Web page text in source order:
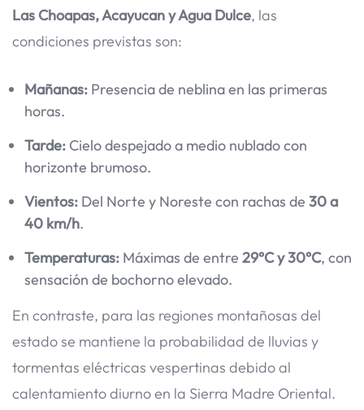
Las Choapas, Acayucan y Agua Dulce, las
condiciones previstas son:
Mañanas: Presencia de neblina en las primeras
horas.
Tarde: Cielo despejado a medio nublado con
horizonte brumoso.
Vientos: Del Norte y Noreste con rachas de 30 a
40 km/h.
Temperaturas: Máximas de entre 29°C y 30°C, con
sensación de bochorno elevado.
En contraste, para las regiones montañosas del
estado se mantiene la probabilidad de lluvias y
tormentas eléctricas vespertinas debido al
calentamiento diurno en la Sierra Madre Oriental.